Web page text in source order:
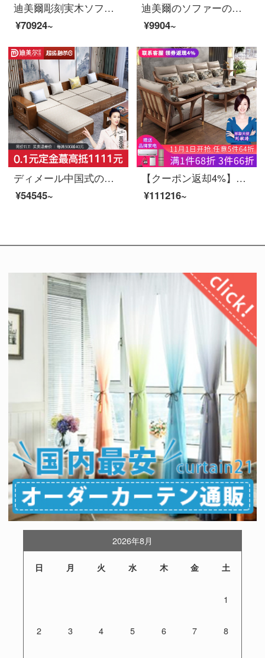
迪美爾彫刻実木ソファセットリビングの小型タイプの現代中国式収納物の高箱回転ソファ冬夏兼用1+1+3
¥70924~
迪美爾のソファーの木のソファーの新しい中国式ソファーのリビングルームの実木高箱の収納物の布芸回転角ソファーの組み合わせリビングルームの木の家具の冬夏の2はソファの数を使います（写真だけでは出荷できません）。
¥9904~
ディメール中国式の木のソファーの彫刻と模様の保存物のミニチュアタイプのベッド引きのタイプは経済型の客間の家具を分解して洗います。六人位+貴妃のベッド。
¥54545~
【クーポン返却4%】慕尼思丹ソファ全実木ソファ新中国北欧客間家具銅木シリーズ逸品全屋セットセット双手すり4人位【278*92*92 cm】【輸入白蝋木+頭皮+通気スポンジ】
¥111216~
2026年8月
日 月 火 水 木 金 土
1
2 3 4 5 6 7 8